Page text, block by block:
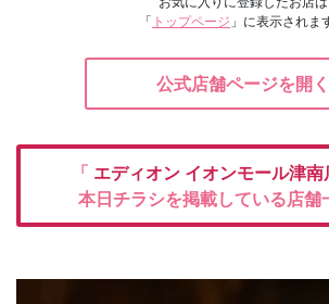
「 トップページ 」に表示されま
公式店舗ページを開く
「 エディオン イオンモール津南
本日チラシを掲載している店舗